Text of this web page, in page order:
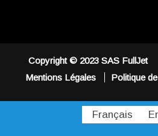
Copyright © 2023 SAS FullJet
Mentions Légales
Politique
Français